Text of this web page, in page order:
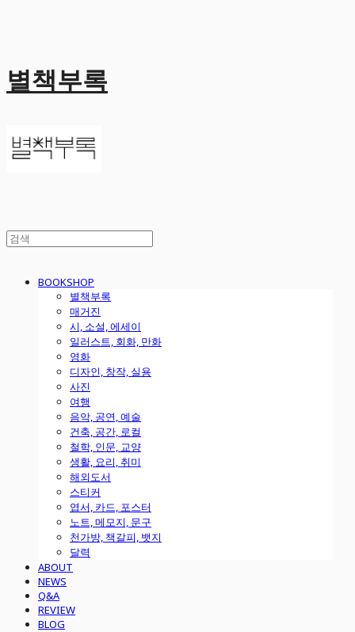
별책부록
BOOKSHOP
별책부록
매거진
시, 소설, 에세이
일러스트, 회화, 만화
영화
디자인, 창작, 실용
사진
여행
음악, 공연, 예술
건축, 공간, 로컬
철학, 인문, 교양
생활, 요리, 취미
해외도서
스티커
엽서, 카드, 포스터
노트, 메모지, 문구
천가방, 책갈피, 뱃지
달력
ABOUT
NEWS
Q&A
REVIEW
BLOG